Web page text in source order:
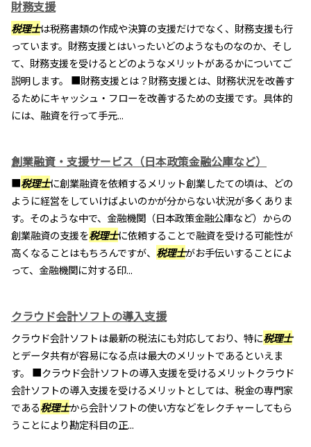
財務支援
税理士は税務書類の作成や決算の支援だけでなく、財務支援も行
っています。財務支援とはいったいどのようなものなのか、そし
て、財務支援を受けるとどのようなメリットがあるかについてご
説明します。 ■財務支援とは？財務支援とは、財務状況を改善す
るためにキャッシュ・フローを改善するための支援です。具体的
には、融資を行って手元...
創業融資・支援サービス（日本政策金融公庫など）
■税理士に創業融資を依頼するメリット創業したての頃は、どの
ように経営をしていけばよいのかが分からない状況が多くありま
す。そのような中で、金融機関（日本政策金融公庫など）からの
創業融資の支援を税理士に依頼することで融資を受ける可能性が
高くなることはもちろんですが、 税理士がお手伝いすることによ
って、金融機関に対する印...
クラウド会計ソフトの導入支援
クラウド会計ソフトは最新の税法にも対応しており、特に税理士
とデータ共有が容易になる点は最大のメリットであるといえま
す。 ■クラウド会計ソフトの導入支援を受けるメリットクラウド
会計ソフトの導入支援を受けるメリットとしては、税金の専門家
である税理士から会計ソフトの使い方などをレクチャーしてもら
うことにより勘定科目の正...